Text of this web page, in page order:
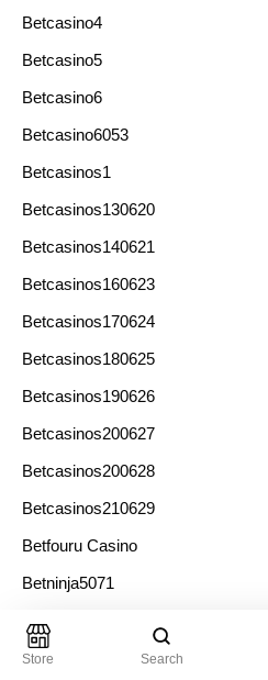
Betcasino4
Betcasino5
Betcasino6
Betcasino6053
Betcasinos1
Betcasinos130620
Betcasinos140621
Betcasinos160623
Betcasinos170624
Betcasinos180625
Betcasinos190626
Betcasinos200627
Betcasinos200628
Betcasinos210629
Betfouru Casino
Betninja5071
Betonred
Betting29011
Store Search